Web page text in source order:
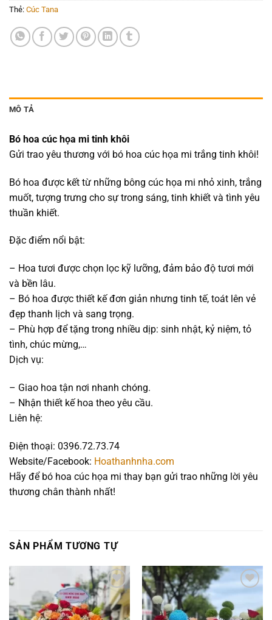
Thẻ: Cúc Tana
MÔ TẢ
Bó hoa cúc họa mi tinh khôi
Gửi trao yêu thương với bó hoa cúc họa mi trắng tinh khôi!
Bó hoa được kết từ những bông cúc họa mi nhỏ xinh, trắng
muốt, tượng trưng cho sự trong sáng, tinh khiết và tình yêu
thuần khiết.
Đặc điểm nổi bật:
– Hoa tươi được chọn lọc kỹ lưỡng, đảm bảo độ tươi mới
và bền lâu.
– Bó hoa được thiết kế đơn giản nhưng tinh tế, toát lên vẻ
đẹp thanh lịch và sang trọng.
– Phù hợp để tặng trong nhiều dịp: sinh nhật, kỷ niệm, tỏ
tình, chúc mừng,…
Dịch vụ:
– Giao hoa tận nơi nhanh chóng.
– Nhận thiết kế hoa theo yêu cầu.
Liên hệ:
Điện thoại: 0396.72.73.74
Website/Facebook: Hoathanhnha.com
Hãy để bó hoa cúc họa mi thay bạn gửi trao những lời yêu
thương chân thành nhất!
SẢN PHẨM TƯƠNG TỰ
Add to
wishlist
Add to
wishlist